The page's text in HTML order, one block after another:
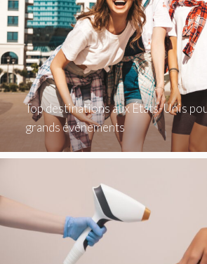
Top destinations aux États-Unis
grands événements